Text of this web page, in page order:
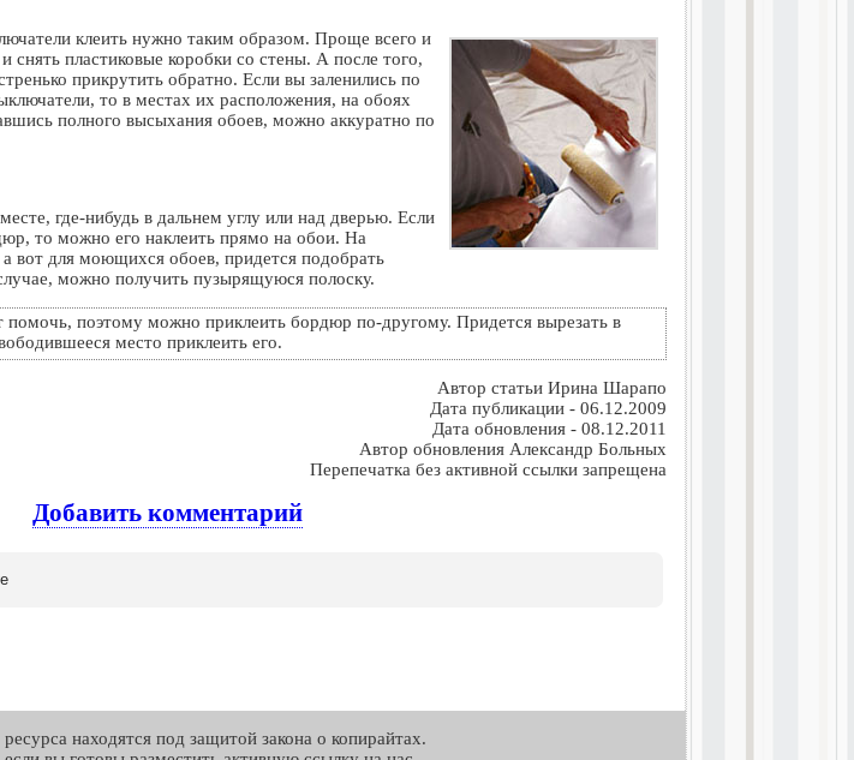
клеить нужно таким образом. Проще всего и
снять пластиковые коробки со стены. А после того,
прикрутить обратно. Если вы заленились по
то в местах их расположения, на обоях
полного высыхания обоев, можно аккуратно по
где-нибудь в дальнем углу или над дверью. Если
то можно его наклеить прямо на обои. На
вот для моющихся обоев, придется подобрать
можно получить пузырящуюся полоску.
помочь, поэтому можно приклеить бордюр по-другому. Придется вырезать в
место приклеить его.
Автор статьи Ирина Шарапо
Дата публикации - 06.12.2009
Дата обновления - 08.12.2011
Автор обновления Александр Больных
Перепечатка без активной ссылки запрещена
Добавить комментарий
находятся под защитой закона о копирайтах.